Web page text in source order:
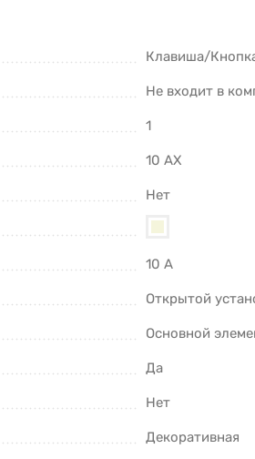
Клавиша/
Не входит в
1
10 AX
Нет
10 А
Открытой
Основной
Да
Нет
Декоративная